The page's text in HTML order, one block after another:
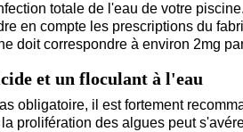
totale de l'eau de votre
en compte les prescriptions du
doit correspondre à environ 2mg
et un floculant à l'eau
obligatoire, il est fortement
la prolifération des algues peut